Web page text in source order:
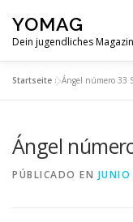
contenido
YOMAG
Dein jugendliches Magazin
Startseite »Ángel número 33
Ángel
PÚBLICADO EN